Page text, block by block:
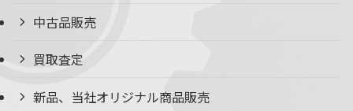
中古品販売
買取査定
新品、当社オリジナル商品販売